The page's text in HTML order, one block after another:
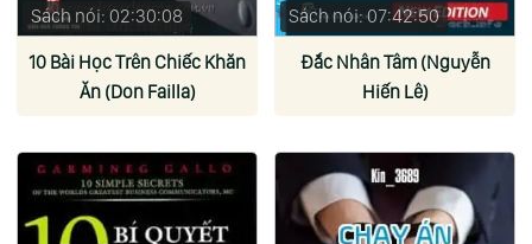
Sách nói: 02:30:08
10 Bài Học Trên Chiếc Khăn
Ăn (Don Failla)
Sách nói: 07:42:50
Đắc Nhân Tâm (Nguyễn
Hiến Lê)